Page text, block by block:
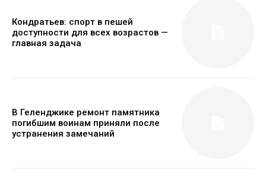
Кондратьев: спорт в пешей
доступности для всех возрастов —
главная задача
В Геленджике ремонт памятника
погибшим воинам приняли после
устранения замечаний